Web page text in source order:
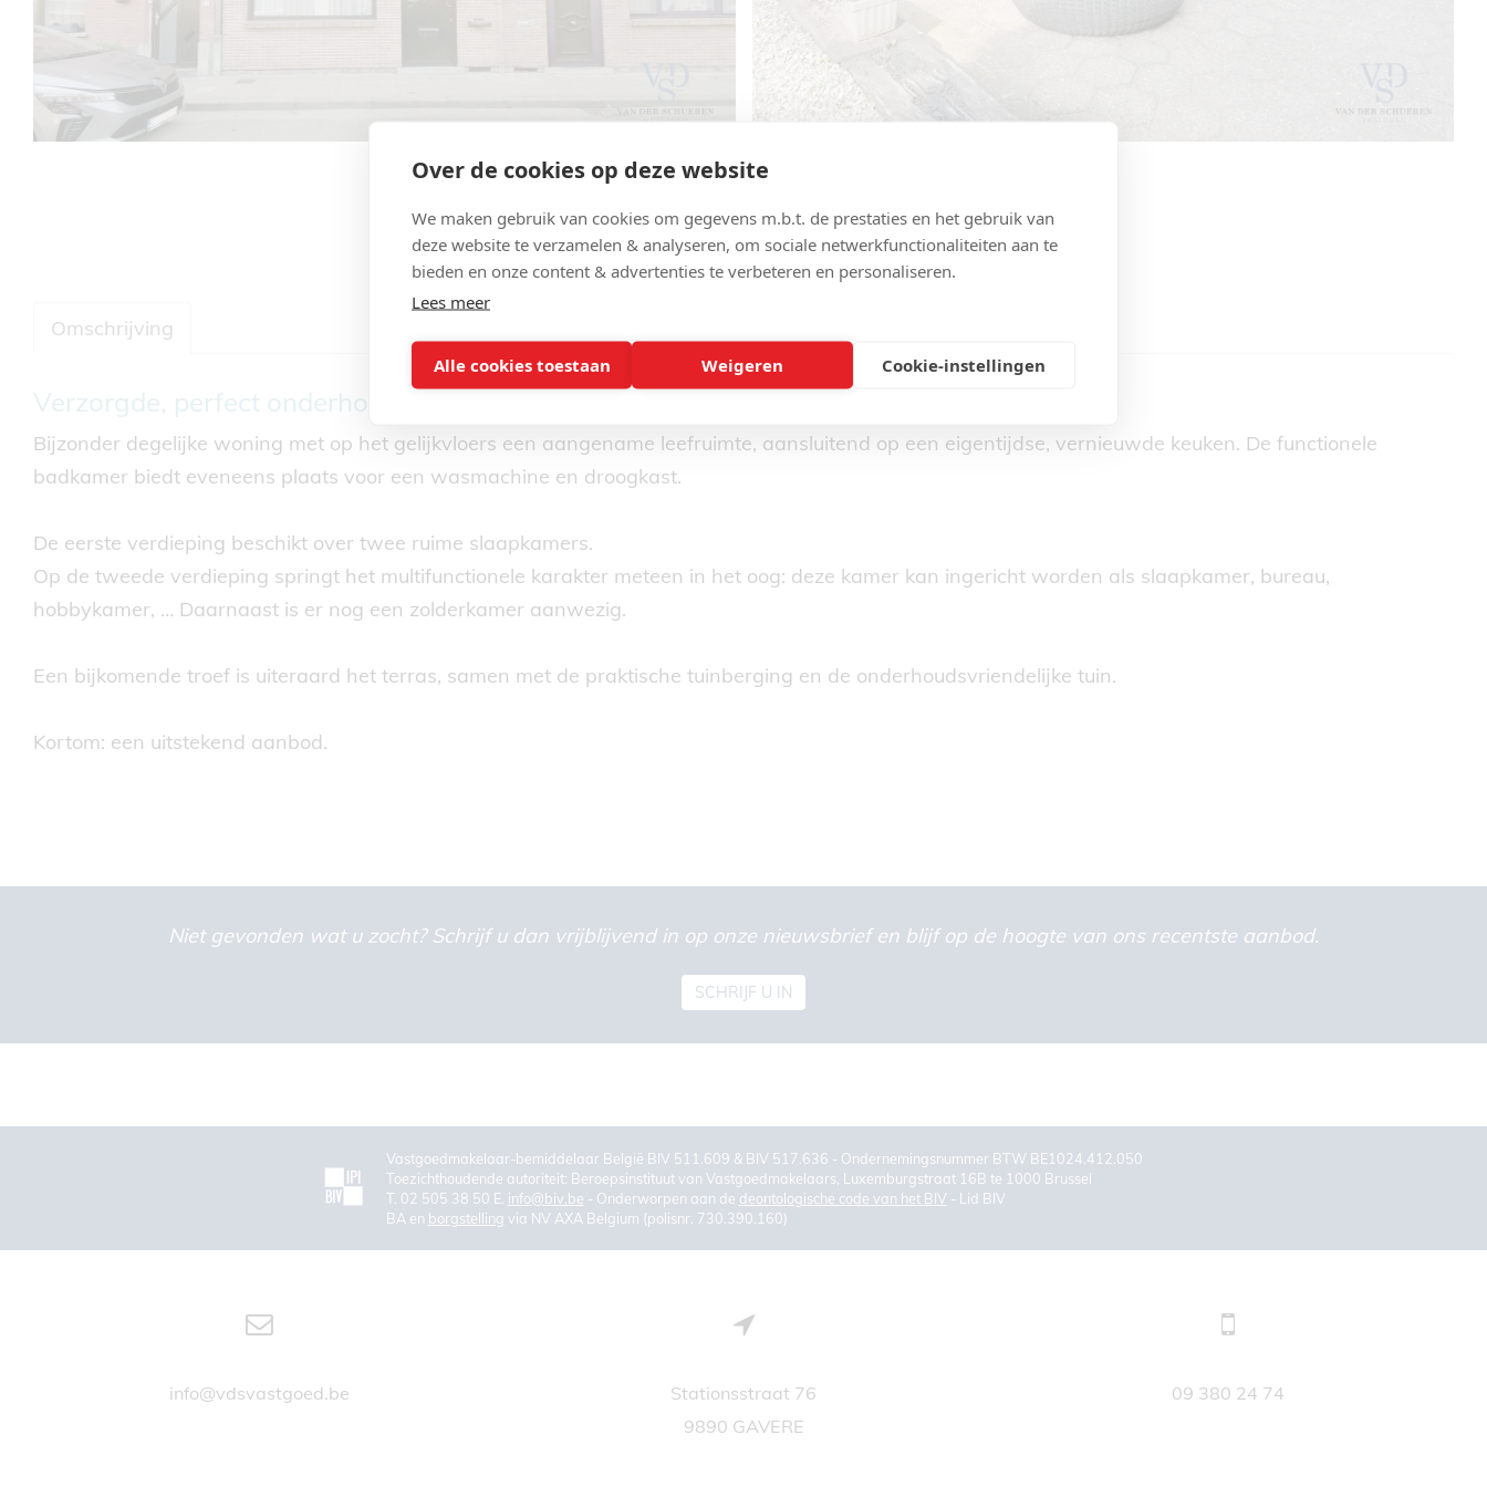
Omschrijving
Omschrijving
Verzorgde, perfect onderhouden woning.
Bijzonder degelijke woning met op het gelijkvloers een aangename leefruimte, aansluitend op een eigentijdse, vernieuwde keuken. De functionele
badkamer biedt eveneens plaats voor een wasmachine en droogkast.
De eerste verdieping beschikt over twee ruime slaapkamers.
Op de tweede verdieping springt het multifunctionele karakter meteen in het oog: deze kamer kan ingericht worden als slaapkamer, bureau,
hobbykamer, … Daarnaast is er nog een zolderkamer aanwezig.
Een bijkomende troef is uiteraard het terras, samen met de praktische tuinberging en de onderhoudsvriendelijke tuin.
Kortom: een uitstekend aanbod.
Niet gevonden wat u zocht? Schrijf u dan vrijblijvend in op onze nieuwsbrief en blijf op de hoogte van ons recentste aanbod.
SCHRIJF U IN
Vastgoedmakelaar-bemiddelaar België BIV 511.609 & BIV 517.636 - Ondernemingsnummer BTW BE1024.412.050
Toezichthoudende autoriteit: Beroepsinstituut van Vastgoedmakelaars, Luxemburgstraat 16B te 1000 Brussel
T. 02 505 38 50 E. info@biv.be - Onderworpen aan de deontologische code van het BIV - Lid BIV
BA en borgstelling via NV AXA Belgium (polisnr. 730.390.160)
info@vdsvastgoed.be
Stationsstraat 76
9890 GAVERE
09 380 24 74
Over de cookies op deze website
We maken gebruik van cookies om gegevens m.b.t. de prestaties en het gebruik van
deze website te verzamelen & analyseren, om sociale netwerkfunctionaliteiten aan te
bieden en onze content & advertenties te verbeteren en personaliseren.
Lees meer
Alle cookies toestaan Weigeren Cookie-instellingen